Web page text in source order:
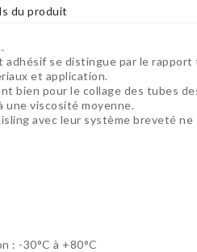
du produit
adhésif se distingue par le
et application.
bien pour le collage des tubes
une viscosité moyenne.
avec leur système breveté
: -30°C à +80°C